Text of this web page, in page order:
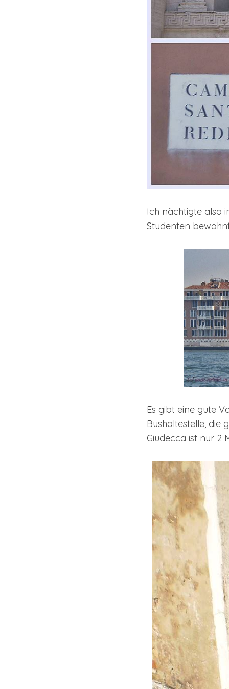
Ich nächtigte also
Studenten
Es gibt eine gute
Bushaltestelle, die
Giudecca ist nur 2